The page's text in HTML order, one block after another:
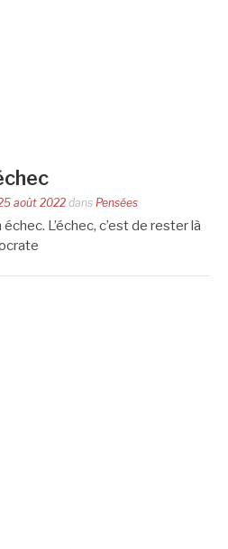
août 2022dans Pensées
L’échec, c’est de rester là